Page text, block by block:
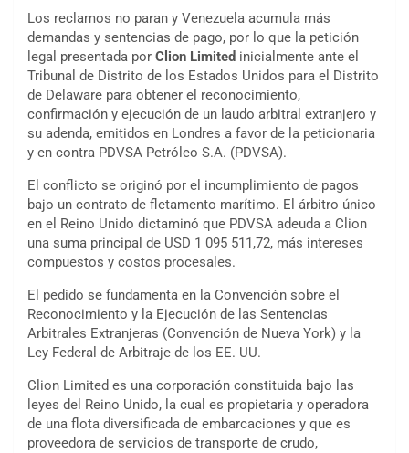
Los reclamos no paran y Venezuela acumula más
demandas y sentencias de pago, por lo que la petición
legal presentada por Clion Limited inicialmente ante el
Tribunal de Distrito de los Estados Unidos para el Distrito
de Delaware para obtener el reconocimiento,
confirmación y ejecución de un laudo arbitral extranjero y
su adenda, emitidos en Londres a favor de la peticionaria
y en contra PDVSA Petróleo S.A. (PDVSA).
El conflicto se originó por el incumplimiento de pagos
bajo un contrato de fletamento marítimo. El árbitro único
en el Reino Unido dictaminó que PDVSA adeuda a Clion
una suma principal de USD 1 095 511,72, más intereses
compuestos y costos procesales.
El pedido se fundamenta en la Convención sobre el
Reconocimiento y la Ejecución de las Sentencias
Arbitrales Extranjeras (Convención de Nueva York) y la
Ley Federal de Arbitraje de los EE. UU.
Clion Limited es una corporación constituida bajo las
leyes del Reino Unido, la cual es propietaria y operadora
de una flota diversificada de embarcaciones y que es
proveedora de servicios de transporte de crudo,